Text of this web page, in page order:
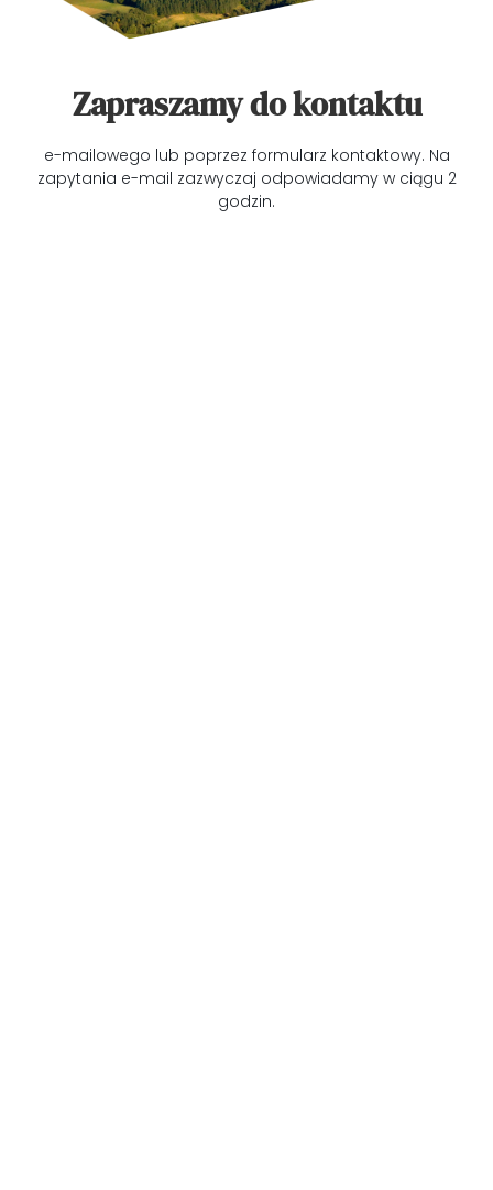
Zapraszamy do kontaktu
e-mailowego lub poprzez formularz kontaktowy. Na
zapytania e-mail zazwyczaj odpowiadamy w ciągu 2
godzin.